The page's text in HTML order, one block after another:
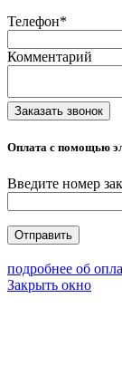
Телефон*
Комментарий
Заказать звонок
Оплата с помощью
Введите номер
Отправить
подробнее об
Закрыть окно